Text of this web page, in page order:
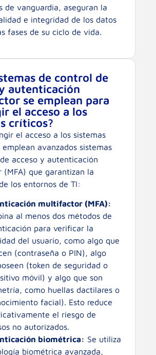
de vanguardia, aseguran la
e integridad de los datos
fases de su ciclo de vida.
de control de
autenticación
se emplean para
el acceso a los
críticos?
el acceso a los sistemas
avanzados sistemas
acceso y autenticación
que garantizan la
los entornos de TI:
multifactor (MFA):
al menos dos métodos de
para verificar la
del usuario, como algo que
(contraseña o PIN), algo
(token de seguridad o
móvil) y algo que son
como huellas dactilares o
facial). Esto reduce
el riesgo de
no autorizados.
biométrica: Se utiliza
biométrica avanzada,